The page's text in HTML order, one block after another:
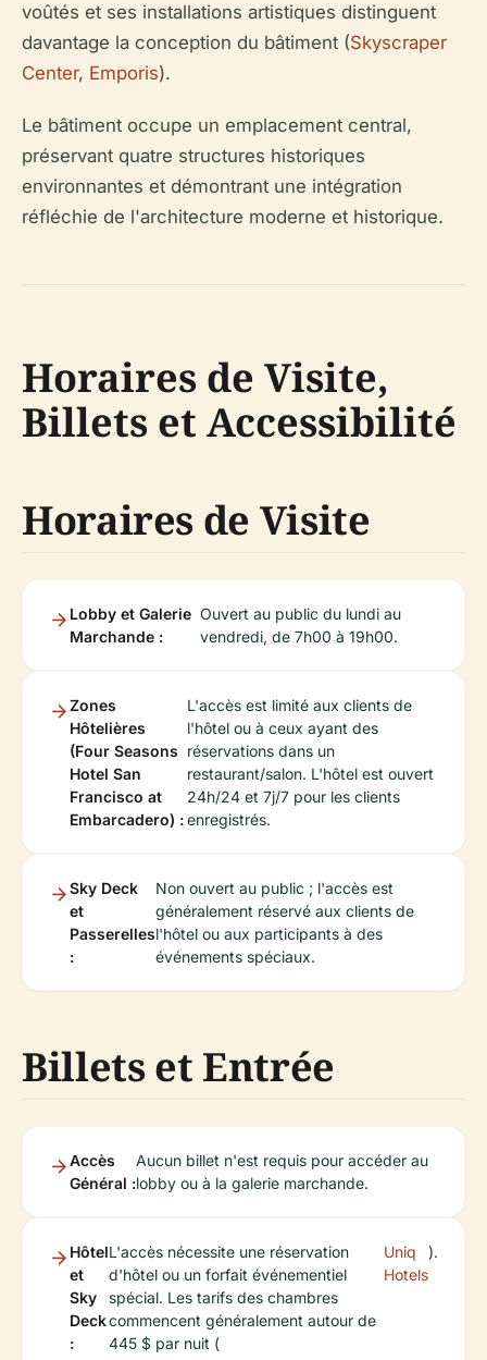
voûtés et ses installations artistiques distinguent
davantage la conception du bâtiment (Skyscraper
Center, Emporis).
Le bâtiment occupe un emplacement central,
préservant quatre structures historiques
environnantes et démontrant une intégration
réfléchie de l'architecture moderne et historique.
Horaires de Visite,
Billets et Accessibilité
Horaires de Visite
Lobby et Galerie
Marchande :
Ouvert au public du lundi au
vendredi, de 7h00 à 19h00.
Zones
Hôtelières
(Four Seasons
Hotel San
Francisco at
Embarcadero) :
L'accès est limité aux clients de
l'hôtel ou à ceux ayant des
réservations dans un
restaurant/salon. L'hôtel est ouvert
24h/24 et 7j/7 pour les clients
enregistrés.
Sky Deck
et
Passerelles
:
Non ouvert au public ; l'accès est
généralement réservé aux clients de
l'hôtel ou aux participants à des
événements spéciaux.
Billets et Entrée
Accès
Général :
Aucun billet n'est requis pour accéder au
lobby ou à la galerie marchande.
Hôtel
et
Sky
Deck
:
L'accès nécessite une réservation
d'hôtel ou un forfait événementiel
spécial. Les tarifs des chambres
commencent généralement autour de
445 $ par nuit (
Uniq
Hotels
).